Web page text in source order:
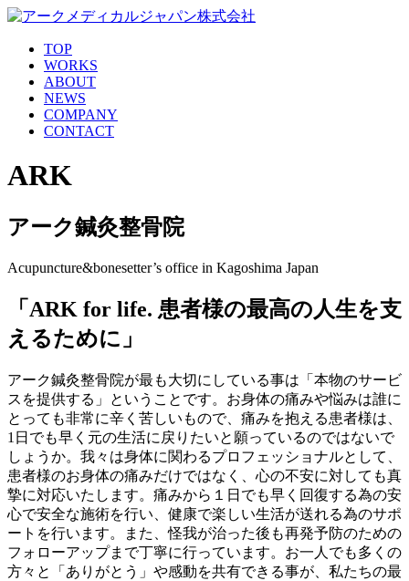
TOP
WORKS
ABOUT
NEWS
COMPANY
CONTACT
ARK
アーク鍼灸整骨院
Acupuncture&bonesetter’s office in Kagoshima Japan
「ARK for life. 患者様の最高の人生を支
えるために」
アーク鍼灸整骨院が最も大切にしている事は「本物のサービ
スを提供する」ということです。お身体の痛みや悩みは誰に
とっても非常に辛く苦しいもので、痛みを抱える患者様は、
1日でも早く元の生活に戻りたいと願っているのではないで
しょうか。我々は身体に関わるプロフェッショナルとして、
患者様のお身体の痛みだけではなく、心の不安に対しても真
摯に対応いたします。痛みから１日でも早く回復する為の安
心で安全な施術を行い、健康で楽しい生活が送れる為のサポ
ートを行います。また、怪我が治った後も再発予防のための
フォローアップまで丁寧に行っています。お一人でも多くの
方々と「ありがとう」や感動を共有できる事が、私たちの最